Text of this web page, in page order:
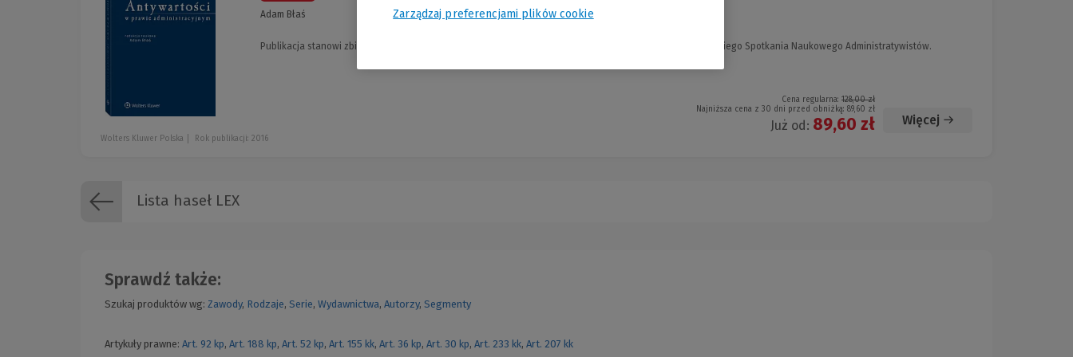
Adam Błaś
Publikacja stanowi zbiór referatów i głosów w dyskusji przedstawionych podczas VI Krakowsko-Wrocławskiego Spotkania Naukowego Administratywistów.
Cena regularna: 128,00 zł
Najniższa cena z 30 dni przed obniżką: 89,60 zł
Już od: 89,60 zł Więcej
Wolters Kluwer Polska Rok publikacji: 2016
Lista haseł LEX
Sprawdź także:
Szukaj produktów wg: Zawody, Rodzaje, Serie, Wydawnictwa, Autorzy, Segmenty
Artykuły prawne: Art. 92 kp, Art. 188 kp, Art. 52 kp, Art. 155 kk, Art. 36 kp, Art. 30 kp, Art. 233 kk, Art. 207 kk
Zarządzaj preferencjami plików cookie